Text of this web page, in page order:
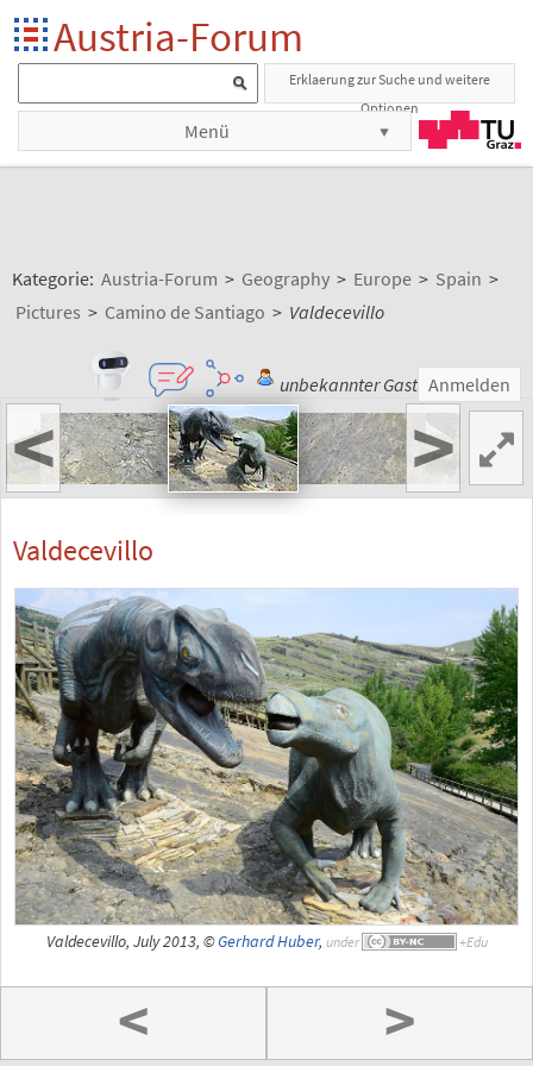
Austria-Forum
Erklaerung zur Suche und weitere
Optionen
Menü
Kategorie: Austria-Forum > Geography > Europe > Spain >
Pictures > Camino de Santiago > Valdecevillo
unbekannter Gast Anmelden
< >
Valdecevillo
Valdecevillo, July 2013, ©Gerhard Huber, under
< >